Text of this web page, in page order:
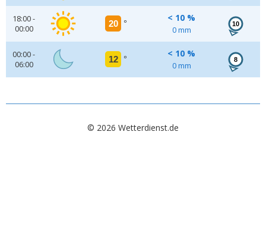
18:00 -
00:00
20 °
< 10 %
0 mm
10
00:00 -
06:00
12 °
< 10 %
0 mm
8
© 2026 Wetterdienst.de